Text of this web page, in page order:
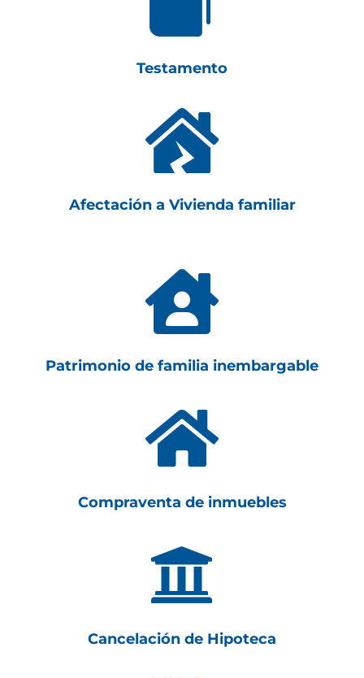
Testamento

Afectación a Vivienda familiar

Patrimonio de familia inembargable

Compraventa de inmuebles

Cancelación de Hipoteca